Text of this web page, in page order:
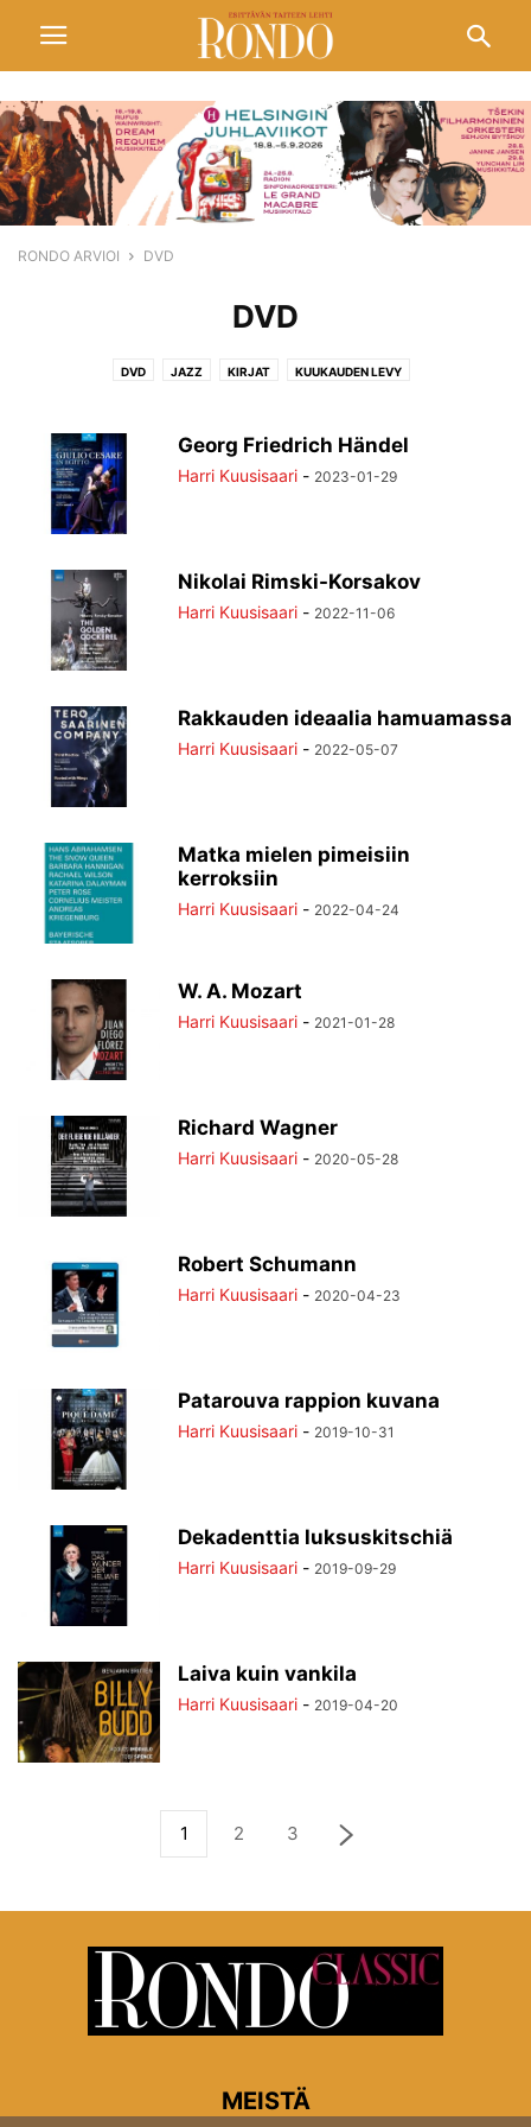
RONDO ARVIOI DVD
DVD
DVD JAZZ KIRJAT KUUKAUDEN LEVY
Georg Friedrich Händel
Harri Kuusisaari - 2023-01-29
Nikolai Rimski-Korsakov
Harri Kuusisaari - 2022-11-06
Rakkauden ideaalia hamuamassa
Harri Kuusisaari - 2022-05-07
Matka mielen pimeisiin
kerroksiin
Harri Kuusisaari - 2022-04-24
W. A. Mozart
Harri Kuusisaari - 2021-01-28
Richard Wagner
Harri Kuusisaari - 2020-05-28
Robert Schumann
Harri Kuusisaari - 2020-04-23
Patarouva rappion kuvana
Harri Kuusisaari - 2019-10-31
Dekadenttia luksuskitschiä
Harri Kuusisaari - 2019-09-29
Laiva kuin vankila
Harri Kuusisaari - 2019-04-20
1 2 3
MEISTÄ